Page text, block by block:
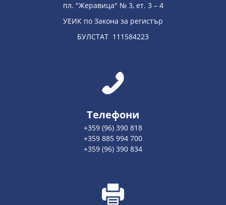
пл. "Жеравица" № 3, ет. 3 – 4
УЕИК по Закона за регистър
БУЛСТАТ 111584223
Телефони
+359 (96) 390 818
+359 885 994 700
+359 (96) 390 834